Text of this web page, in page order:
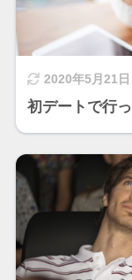
2020年5月21日
初デートで行